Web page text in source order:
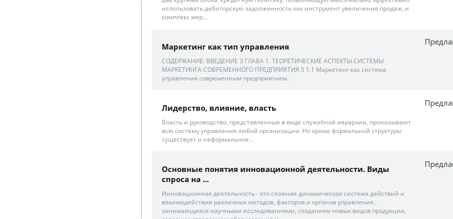
использовать дебиторскую задолженность как инструмент увеличения продаж, и
комплекс мер...
Маркетинг как тип управления
СОДЕРЖАНИЕ: ВВЕДЕНИЕ 3 ГЛАВА 1. ТЕОРЕТИЧЕСКИЕ АСПЕКТЫ СИСТЕМЫ
МАРКЕТИНГА СОВРЕМЕННОГО ПРЕДПРИЯТИЯ 5 1.1 Маркетинг как система
управления современным предприятием.
Лидерство, влияние, власть
Власть и руководство, представленные в виде служебной иерархии, пронизывают
всю систему управления любой организации. Но кроме формальной структуры
существует и неформальное...
Основные понятия инновационной деятельности. Виды
спроса на ...
Инновационная деятельность - это сложная динамическая система действий и
взаимодействия различных методов, факторов и органов управления ,
занимающихся научными исследованиями, созданием новых видов продукции,